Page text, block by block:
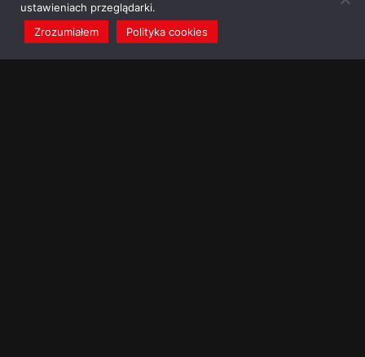
ustawieniach przeglądarki.
Zrozumiałem
Polityka cookies